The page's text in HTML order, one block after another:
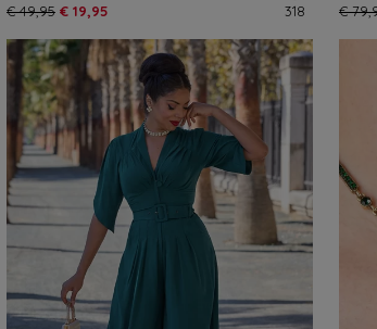
€ 49,95 € 19,95 318
€